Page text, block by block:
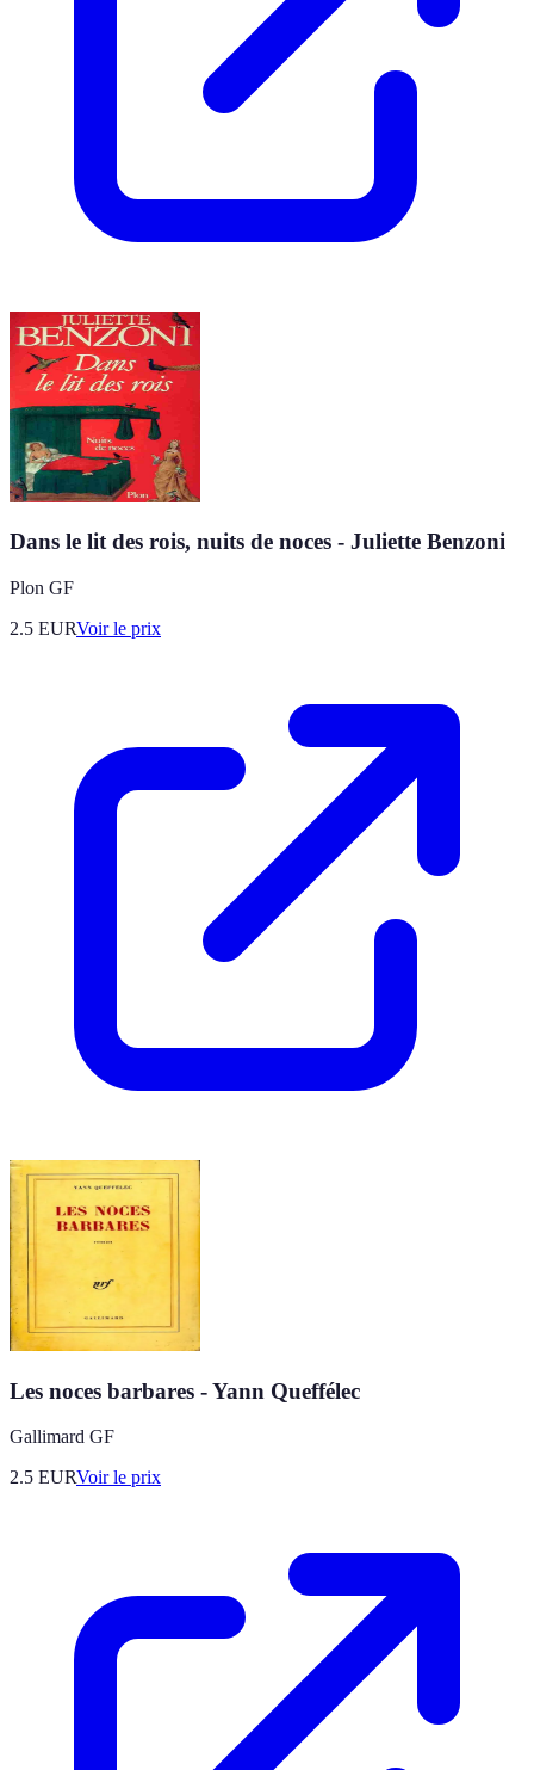
Dans le lit des rois, nuits de noces - Juliette Benzoni
Plon GF
2.5 EURVoir le prix
Les noces barbares - Yann Queffélec
Gallimard GF
2.5 EURVoir le prix